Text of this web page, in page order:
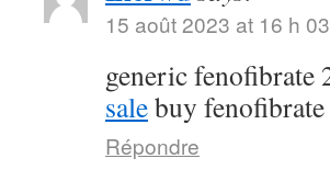
15 août 2023 at 16 h
generic fenofibrate
salebuy
Répondre